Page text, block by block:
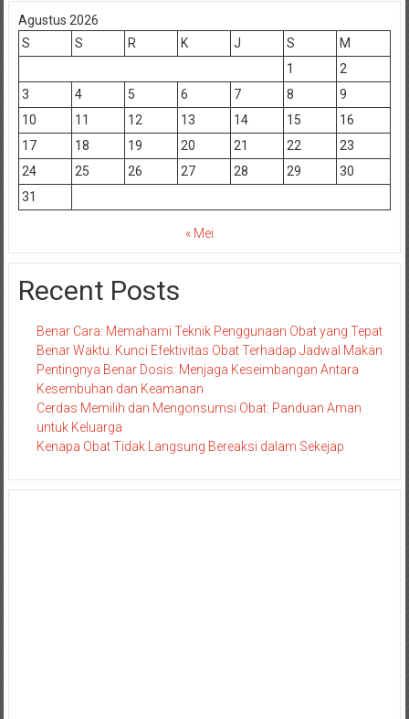
Agustus 2026
S
S R K J S
M
1
2
3
4 5 6 7 8
9
10
11 12 13 14 15
16
17
18 19 20 21 22
23
24
25 26 27 28 29
30
31
« Mei
Recent Posts
Benar Cara: Memahami Teknik Penggunaan Obat yang Tepat
Benar Waktu: Kunci Efektivitas Obat Terhadap Jadwal Makan
Pentingnya Benar Dosis: Menjaga Keseimbangan Antara
Kesembuhan dan Keamanan
Cerdas Memilih dan Mengonsumsi Obat: Panduan Aman
untuk Keluarga
Kenapa Obat Tidak Langsung Bereaksi dalam Sekejap